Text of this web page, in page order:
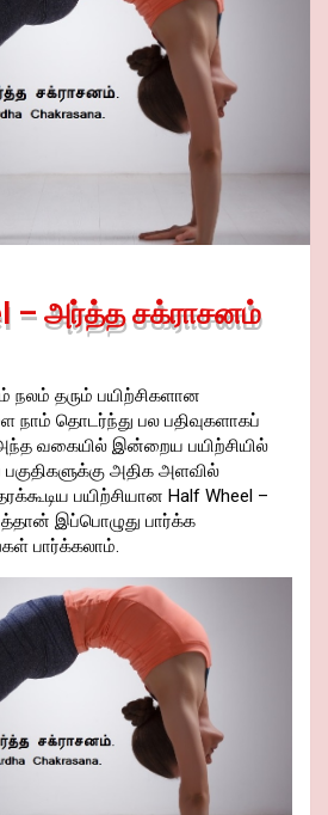
– அர்த்த சக்ராசனம்
நலம் தரும் பயிற்சிகளான
நாம் தொடர்ந்து பல பதிவுகளாகப்
வகையில் இன்றைய பயிற்சியில்
பகுதிகளுக்கு அதிக அளவில்
பயிற்சியான Half Wheel –
இப்பொழுது பார்க்க
பார்க்கலாம்.